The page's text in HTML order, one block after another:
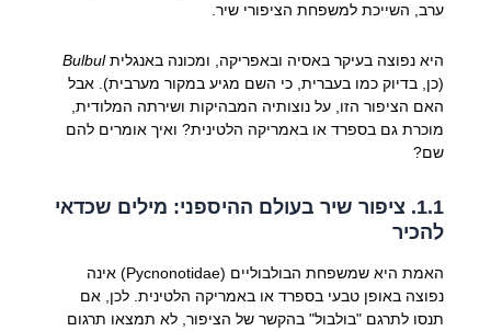
ערב, השייכת למשפחת הציפורי שיר.
היא נפוצה בעיקר באסיה ובאפריקה, ומכונה באנגליתBulbul
(כן, בדיוק כמו בעברית, כי השם מגיע במקור מערבית). אבל
האם הציפור הזו, על נוצותיה המבהיקות ושירתה המלודית,
מוכרת גם בספרד או באמריקה הלטינית? ואיך אומרים להם
שם?
1.1. ציפור שיר בעולם ההיספני: מילים שכדאי
להכיר
האמת היא שמשפחת הבולבוליים (Pycnonotidae) אינה
נפוצה באופן טבעי בספרד או באמריקה הלטינית. לכן, אם
תנסו לתרגם "בולבול" בהקשר של הציפור, לא תמצאו תרגום